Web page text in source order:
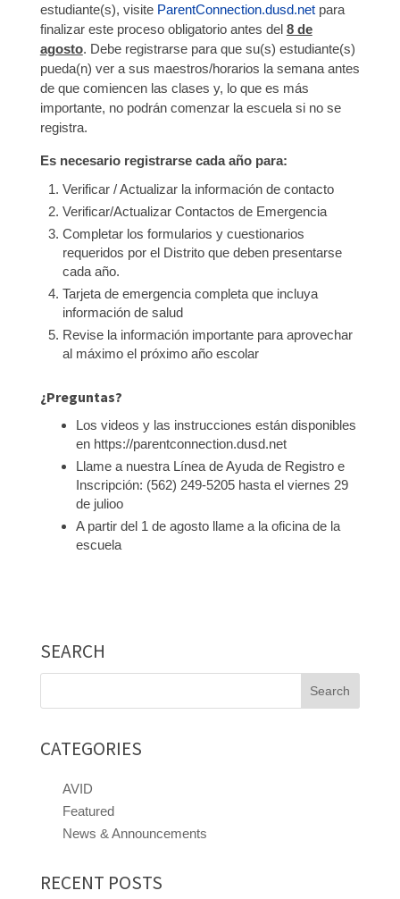
estudiante(s), visite ParentConnection.dusd.net para
finalizar este proceso obligatorio antes del 8 de
agosto. Debe registrarse para que su(s) estudiante(s)
pueda(n) ver a sus maestros/horarios la semana antes
de que comiencen las clases y, lo que es más
importante, no podrán comenzar la escuela si no se
registra.
Es necesario registrarse cada año para:
Verificar / Actualizar la información de contacto
Verificar/Actualizar Contactos de Emergencia
Completar los formularios y cuestionarios
requeridos por el Distrito que deben presentarse
cada año.
Tarjeta de emergencia completa que incluya
información de salud
Revise la información importante para aprovechar
al máximo el próximo año escolar
¿Preguntas?
Los videos y las instrucciones están disponibles
en https://parentconnection.dusd.net
Llame a nuestra Línea de Ayuda de Registro e
Inscripción: (562) 249-5205 hasta el viernes 29
de julioo
A partir del 1 de agosto llame a la oficina de la
escuela
SEARCH
Search
CATEGORIES
AVID
Featured
News & Announcements
RECENT POSTS